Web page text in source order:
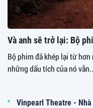
Và anh sẽ trở lại: Bộ
Bộ phim đã khép lại từ
những dấu tích của nó
Vinpearl Theatre -